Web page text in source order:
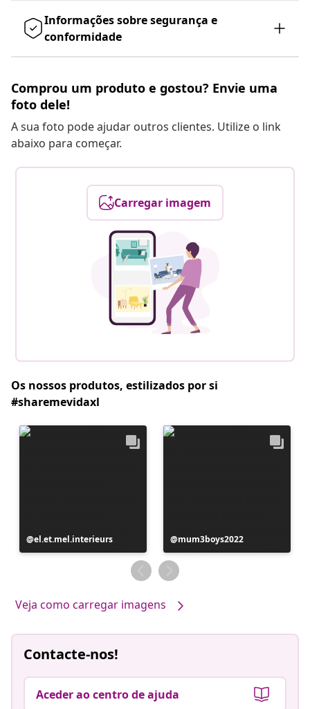
Informações sobre segurança e
conformidade
Comprou um produto e gostou? Envie uma
foto dele!
A sua foto pode ajudar outros clientes. Utilize o link
abaixo para começar.
Carregar imagem
Os nossos produtos, estilizados por si
#sharemevidaxl
Postagem
publicada
el.et.mel.interieurs
Postagem
publicada
por
mum3boys2022
Veja como carregar imagens
Contacte-nos!
Aceder ao centro de ajuda